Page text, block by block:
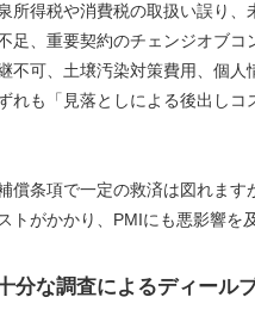
所得税や消費税の取扱い誤り、
足、重要契約のチェンジオブコ
不可、土壌汚染対策費用、個人
れも「見落としによる後出しコ
償条項で一定の救済は図れます
トがかかり、PMIにも悪影響を
分な調査によるディール